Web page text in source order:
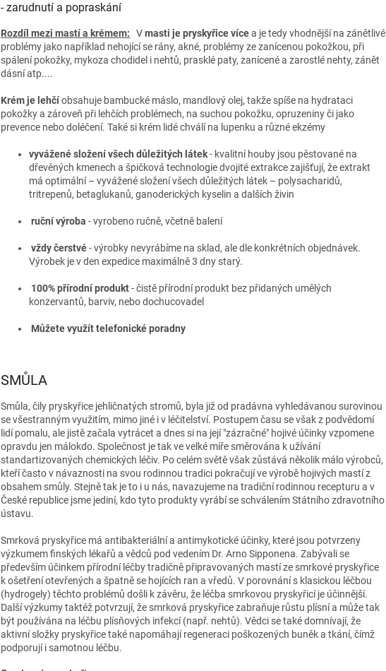
- zarudnutí a popraskání
Rozdíl mezi mastí a krémem: Vmasti je pryskyřice vícea je tedy vhodnější na zánětlivé
problémy jako například nehojící se rány, akné, problémy ze zanícenou pokožkou, při
spálení pokožky, mykoza chodidel i nehtů, prasklé paty, zanícené a zarostlé nehty, zánět
dásní atp....
Krém je lehčíobsahuje bambucké máslo, mandlový olej, takže spíše na hydrataci
pokožky a zároveň při lehčích problémech, na suchou pokožku, opruzeniny či jako
prevence nebo doléčení. Také si krém lidé chválí na lupenku a různé ekzémy
vyvážené složení všech důležitých látek- kvalitní houby jsou pěstované na
dřevěných kmenech a špičková technologie dvojité extrakce zajišťují, že extrakt
má optimální – vyvážené složení všech důležitých látek – polysacharidů,
tritrepenů, betaglukanů, ganoderických kyselin a dalších živin
ruční výroba - vyrobeno ručně, včetně balení
vždy čerstvé- výrobky nevyrábíme na sklad, ale dle konkrétních objednávek.
Výrobek je v den expedice maximálně 3 dny starý.
100% přírodní produkt- čistě přírodní produkt bez přidaných umělých
konzervantů, barviv, nebo dochucovadel
Můžete využít telefonické poradny
SMŮLA
Smůla, čily pryskyřice jehličnatých stromů, byla již od pradávna vyhledávanou surovinou
se všestranným využitím, mimo jiné i v léčitelství. Postupem času se však z podvědomí
lidí pomalu, ale jistě začala vytrácet a dnes si na její "zázračné" hojivé účinky vzpomene
opravdu jen málokdo. Společnost je tak ve velké míře směrována k užívání
standartizovaných chemických léčiv. Po celém světě však zůstává několik málo výrobců,
kteří často v návaznosti na svou rodinnou tradici pokračují ve výrobě hojivých mastí z
obsahem smůly. Stejně tak je to i u nás, navazujeme na tradiční rodinnou recepturu a v
České republice jsme jediní, kdo tyto produkty vyrábí se schválením Státního zdravotního
ústavu.
Smrková pryskyřice má antibakteriální a antimykotické účinky, které jsou potvrzeny
výzkumem finských lékařů a vědců pod vedením Dr. Arno Sipponena. Zabývali se
především účinkem přírodní léčby tradičně připravovaných mastí ze smrkové pryskyřice
k ošetření otevřených a špatně se hojících ran a vředů. V porovnání s klasickou léčbou
(hydrogely) těchto problémů došli k závěru, že léčba smrkovou pryskyřicí je účinnější.
Další výzkumy taktéž potvrzují, že smrková pryskyřice zabraňuje růstu plísní a může tak
být používána na léčbu plísňových infekcí (např. nehtů). Vědci se také domnívají, že
aktivní složky pryskyřice také napomáhají regeneraci poškozených buněk a tkání, čímž
podporují i samotnou léčbu.